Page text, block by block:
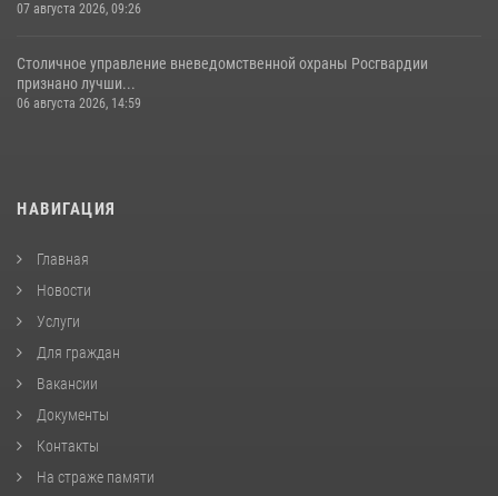
07 августа 2026, 09:26
Столичное управление вневедомственной охраны Росгвардии
признано лучши...
06 августа 2026, 14:59
НАВИГАЦИЯ
Главная
Новости
Услуги
Для граждан
Вакансии
Документы
Контакты
На страже памяти